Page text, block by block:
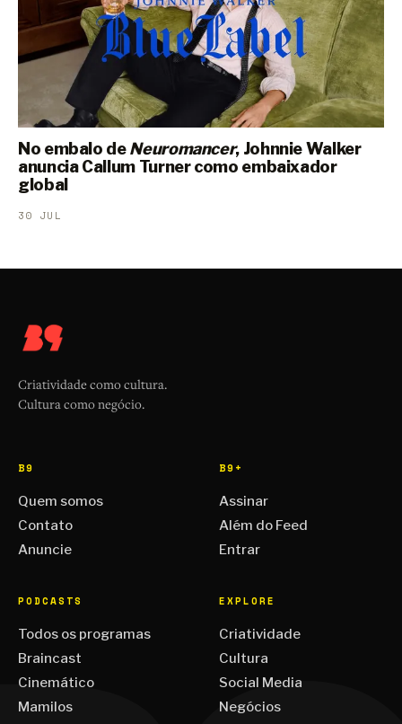
No embalo deNeuromancer, Johnnie Walker
anuncia Callum Turner como embaixador
global
30 JUL
Criatividade como cultura.
Cultura como negócio.
B9
Quem somos
Contato
Anuncie
B9+
Assinar
Além do Feed
Entrar
PODCASTS
Todos os programas
Braincast
Cinemático
Mamilos
EXPLORE
Criatividade
Cultura
Social Media
Negócios